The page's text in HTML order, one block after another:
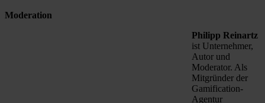
Moderation
Philipp Reinartz
ist Unternehmer,
Autor und
Moderator. Als
Mitgründer der
Gamification-
Agentur